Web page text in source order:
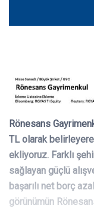
Rönesans
TL olarak
ekliyoruz. Farklı
sağlayan güçlü
başarılı net borç
görünümün